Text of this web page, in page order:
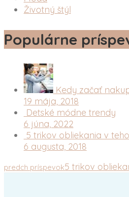
Životný štýl
Populárne
Kedy začať
19 mája, 2018
Detské módne trendy
6 júna, 2022
5 trikov obliekania v
6 augusta, 2018
predch príspevok5 trikov